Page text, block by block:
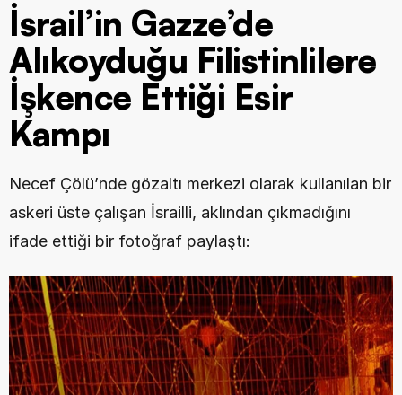
İsrail’in Gazze’de
Alıkoyduğu Filistinlilere
İşkence Ettiği Esir
Kampı
Necef Çölü’nde gözaltı merkezi olarak kullanılan bir
askeri üste çalışan İsrailli, aklından çıkmadığını
ifade ettiği bir fotoğraf paylaştı: